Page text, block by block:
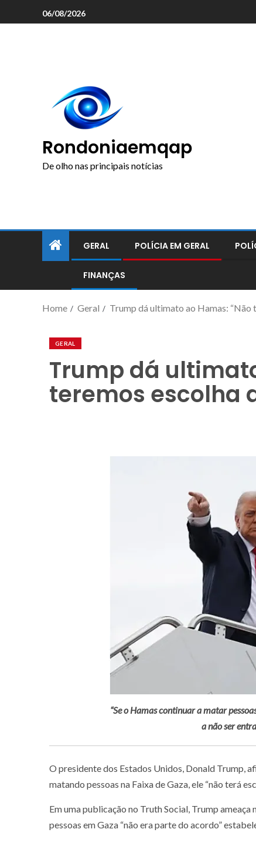
06/08/2026
Rondoniaemqap
De olho nas principais notícias
GERAL POLÍCIA EM GERAL
FINANÇAS
Home Geral Trump dá ultimato ao Hamas: “Não
GERAL
Trump dá
teremos escolha
“Se o Hamas continuar a matar
a não ser
O presidente dos Estados Unidos, Donald Trump,
matando pessoas na Faixa de Gaza, ele “não terá
Em uma publicação no Truth Social, Trump
pessoas em Gaza “não era parte do acordo”